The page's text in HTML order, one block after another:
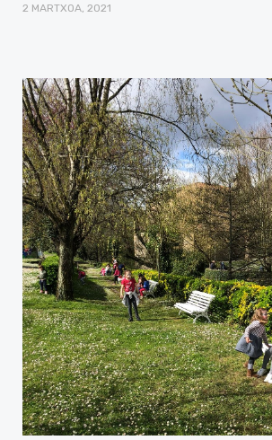
2 MARTXOA, 2021